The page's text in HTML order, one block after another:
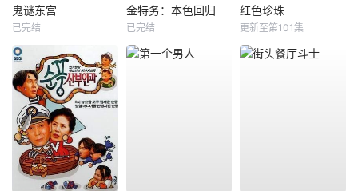
鬼谜东宫
已完结
金特务：本色回归
已完结
红色珍珠
更新至第101集